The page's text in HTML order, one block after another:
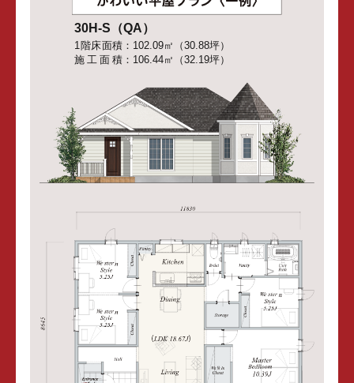
30H-S（QA）
1階床面積
102.09㎡（30.88坪）
施工面積
106.44㎡（32.19坪）